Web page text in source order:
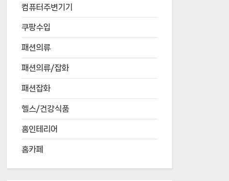
컴퓨터주변기기
쿠팡수입
패션의류
패션의류/잡화
패션잡화
헬스/건강식품
홈인테리어
홈카페